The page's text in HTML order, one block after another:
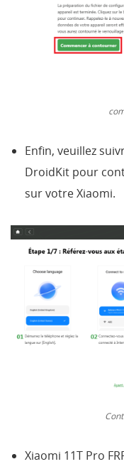
Enfin, veuillez
DroidKit pour
sur votre Xiaomi.
Xiaomi 11T Pro